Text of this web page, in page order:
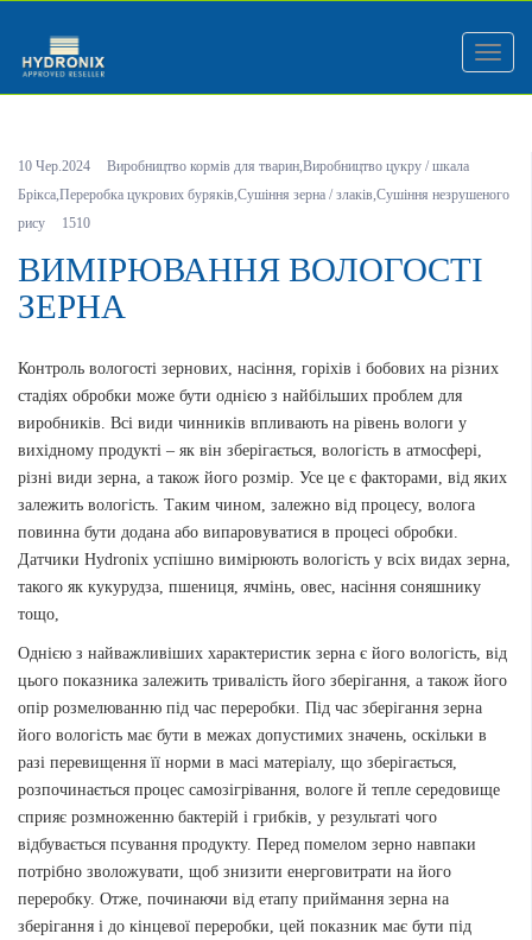
Меню
10 Чер.2024 Виробництво кормів для тварин Виробництво цукру / шкала
Брікса Переробка цукрових буряків Сушіння зерна / злаків Сушіння незрушеного
рису
1510
ВИМІРЮВАННЯ ВОЛОГОСТІ
ЗЕРНА
Контроль вологості зернових, насіння, горіхів і бобових на різних
стадіях обробки може бути однією з найбільших проблем для
виробників. Всі види чинників впливають на рівень вологи у
вихідному продукті – як він зберігається, вологість в атмосфері,
різні види зерна, а також його розмір. Усе це є факторами, від яких
залежить вологість. Таким чином, залежно від процесу, волога
повинна бути додана або випаровуватися в процесі обробки.
Датчики Hydronix успішно вимірюють вологість у всіх видах зерна,
такого як кукурудза, пшениця, ячмінь, овес, насіння соняшнику
тощо,
Однією з найважливіших характеристик зерна є його вологість, від
цього показника залежить тривалість його зберігання, а також його
опір розмелюванню під час переробки. Під час зберігання зерна
його вологість має бути в межах допустимих значень, оскільки в
разі перевищення її норми в масі матеріалу, що зберігається,
розпочинається процес самозігрівання, вологе й тепле середовище
сприяє розмноженню бактерій і грибків, у результаті чого
відбувається псування продукту. Перед помелом зерно навпаки
потрібно зволожувати, щоб знизити енерговитрати на його
переробку. Отже, починаючи від етапу приймання зерна на
зберігання і до кінцевої переробки, цей показник має бути під